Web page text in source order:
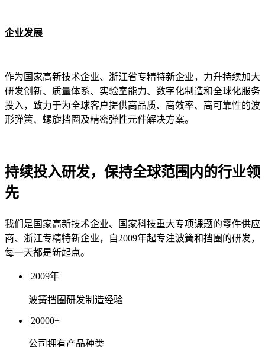
企业发展
作为国家高新技术企业、浙江省专精特新企业，力升持续加大
研发创新、质量体系、实验室能力、数字化制造和全球化服务
投入，致力于为全球客户提供高品质、高效率、高可靠性的波
形弹簧、螺旋挡圈及精密弹性元件解决方案。
持续投入研发， 保持全球范围内的行业领
先
我们是国家高新技术企业、国家科技重大专项课题的零件供应
商、浙江专精特新企业，自2009年起专注波簧和挡圈的研发，
每一天都是新起点。
2009年
波簧挡圈研发制造经验
20000+
公司拥有产品种类